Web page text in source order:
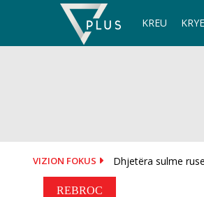
KREU
VIZION FOKUS Dhjetëra sulme
REBROC